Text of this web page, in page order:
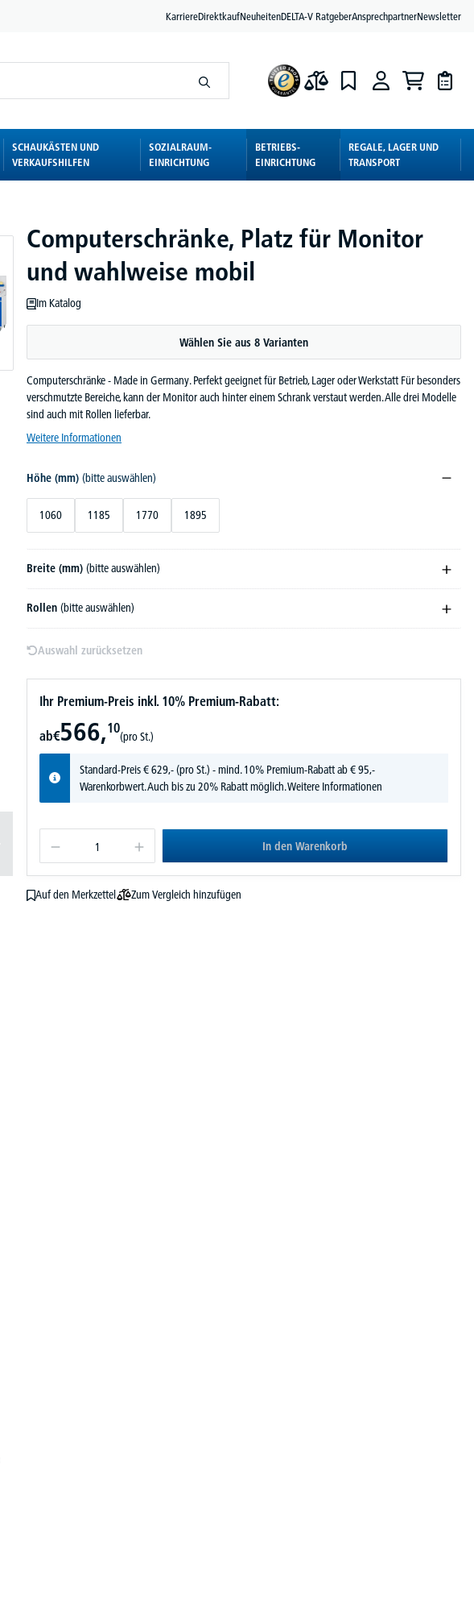
KarriereDirektkaufNeuheitenDELTA-V RatgeberAnsprechpartnerNewsletter
SCHAUKÄSTEN UND
VERKAUFSHILFEN
SOZIALRAUM-
EINRICHTUNG
BETRIEBS-
EINRICHTUNG
REGALE, LAGER UND
TRANSPORT
Computerschränke, Platz für Monitor
und wahlweise mobil
Im Katalog
Wählen Sie aus 8 Varianten
Computerschränke - Made in Germany. Perfekt geeignet für Betrieb, Lager oder Werkstatt Für besonders
verschmutzte Bereiche, kann der Monitor auch hinter einem Schrank verstaut werden. Alle drei Modelle
sind auch mit Rollen lieferbar.
Weitere Informationen
Höhe (mm) (bitte auswählen)
1060 1185 1770 1895
Breite (mm) (bitte auswählen)
Rollen (bitte auswählen)
Auswahl zurücksetzen
Ihr Premium-Preis inkl. 10% Premium-Rabatt:
ab€566,10
(pro St.)
Standard-Preis€629,-(pro St.) - mind. 10% Premium-Rabatt ab € 95,-
Warenkorbwert. Auch bis zu 20% Rabatt möglich.Weitere Informationen
In den Warenkorb
Auf den Merkzettel Zum Vergleich hinzufügen